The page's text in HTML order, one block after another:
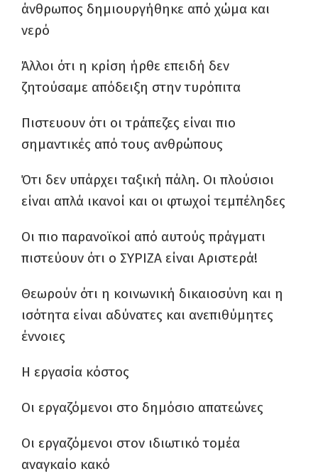
άνθρωπος δημιουργήθηκε από χώμα και
νερό
Άλλοι ότι η κρίση ήρθε επειδή δεν
ζητούσαμε απόδειξη στην τυρόπιτα
Πιστευουν ότι οι τράπεζες είναι πιο
σημαντικές από τους ανθρώπους
Ότι δεν υπάρχει ταξική πάλη. Οι πλούσιοι
είναι απλά ικανοί και οι φτωχοί τεμπέληδες
Οι πιο παρανοϊκοί από αυτούς πράγματι
πιστεύουν ότι ο ΣΥΡΙΖΑ είναι Αριστερά!
Θεωρούν ότι η κοινωνική δικαιοσύνη και η
ισότητα είναι αδύνατες και ανεπιθύμητες
έννοιες
Η εργασία κόστος
Οι εργαζόμενοι στο δημόσιο απατεώνες
Οι εργαζόμενοι στον ιδιωτικό τομέα
αναγκαίο κακό